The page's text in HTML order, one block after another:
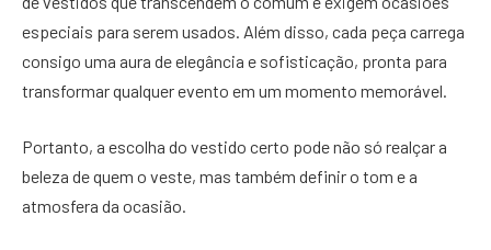
especiais para serem usados. Além disso, cada peça carrega
consigo uma aura de elegância e sofisticação, pronta para
transformar qualquer evento em um momento memorável.
Portanto, a escolha do vestido certo pode não só realçar a
beleza de quem o veste, mas também definir o tom e a
atmosfera da ocasião.